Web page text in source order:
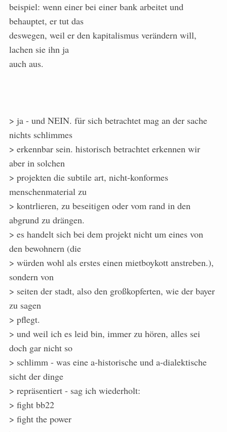
beispiel: wenn einer bei einer bank arbeitet und
behauptet, er tut das
deswegen, weil er den kapitalismus verändern will,
lachen sie ihn ja
auch aus.
> ja - und NEIN. für sich betrachtet mag an der sache
nichts schlimmes
> erkennbar sein. historisch betrachtet erkennen wir
aber in solchen
> projekten die subtile art, nicht-konformes
menschenmaterial zu
> kontrlieren, zu beseitigen oder vom rand in den
abgrund zu drängen.
> es handelt sich bei dem projekt nicht um eines von
den bewohnern (die
> würden wohl als erstes einen mietboykott anstreben.),
sondern von
> seiten der stadt, also den großkopferten, wie der bayer
zu sagen
> pflegt.
> und weil ich es leid bin, immer zu hören, alles sei
doch gar nicht so
> schlimm - was eine a-historische und a-dialektische
sicht der dinge
> repräsentiert - sag ich wiederholt:
> fight bb22
> fight the power